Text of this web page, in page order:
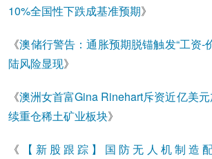
10%全国性下跌成基准预期》
《澳储行警告：通胀预期脱锚触发“工资-
陆风险显现》
《澳洲女首富Gina Rinehart斥资近亿美
续重仓稀土矿业板块》
《
【新股跟踪】国防无人机制造